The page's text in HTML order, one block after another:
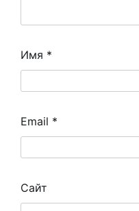
Имя *
Email *
Сайт